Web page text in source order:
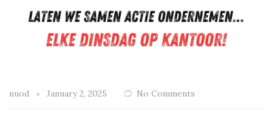
nuod January 2, 2025 No Comments